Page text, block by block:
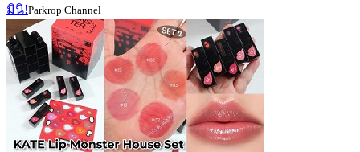
มินิ!Parkrop Channel